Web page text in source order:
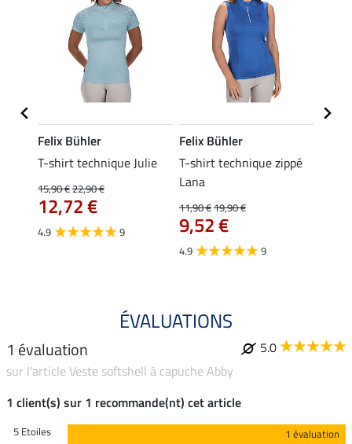
Felix Bühler
T-shirt technique Julie
15,90 €22,90 €
12,72 €
4.9 9
Felix Bühler
T-shirt technique zippé
Lana
11,90 €19,90 €
9,52 €
4.9 9
ÉVALUATIONS
1 évaluation
5.0
sur l'article Veste softshell à capuche Abby
1 client(s) sur 1 recommande(nt) cet article
5 Etoiles
1 évaluation